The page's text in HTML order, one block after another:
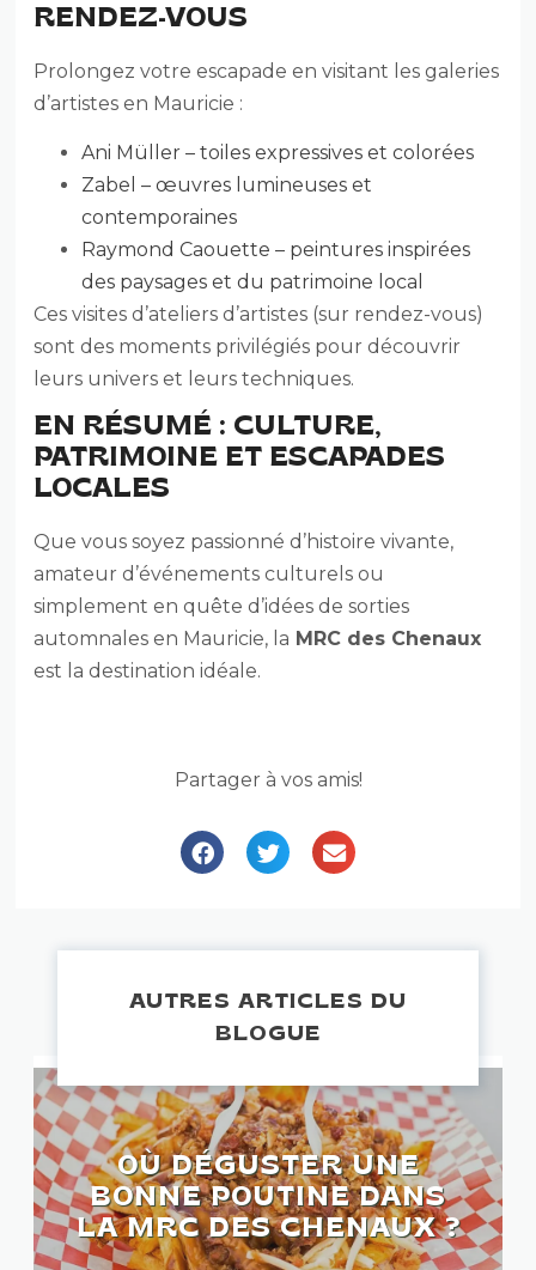
RENDEZ-VOUS
Prolongez votre escapade en visitant les galeries
d’artistes en Mauricie :
Ani Müller – toiles expressives et colorées
Zabel – œuvres lumineuses et
contemporaines
Raymond Caouette – peintures inspirées
des paysages et du patrimoine local
Ces visites d’ateliers d’artistes (sur rendez-vous)
sont des moments privilégiés pour découvrir
leurs univers et leurs techniques.
EN RÉSUMÉ : CULTURE,
PATRIMOINE ET ESCAPADES
LOCALES
Que vous soyez passionné d’histoire vivante,
amateur d’événements culturels ou
simplement en quête d’idées de sorties
automnales en Mauricie, la MRC des Chenaux
est la destination idéale.
Partager à vos amis!
AUTRES ARTICLES DU
BLOGUE
OÙ DÉGUSTER UNE
BONNE POUTINE DANS
LA MRC DES CHENAUX ?